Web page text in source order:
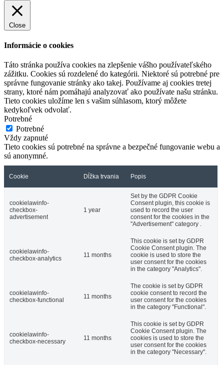
Close
Informácie o cookies
Táto stránka používa cookies na zlepšenie vášho používateľského
zážitku. Cookies sú rozdelené do kategórii. Niektoré sú potrebné pre
správne fungovanie stránky ako takej. Používame aj cookies tretej
strany, ktoré nám pomáhajú analyzovať ako používate našu stránku.
Tieto cookies uložíme len s vašim súhlasom, ktorý môžete
kedykoľvek odvolať.
Potrebné
Potrebné
Vždy zapnuté
Tieto cookies sú potrebné na správne a bezpečné fungovanie webu a
sú anonymné.
Cookie Dĺžka trvania Popis
cookielawinfo-
checkbox-
advertisement
1 year
Set by the GDPR Cookie
Consent plugin, this cookie is
used to record the user
consent for the cookies in the
"Advertisement" category .
cookielawinfo-
checkbox-analytics
11 months
This cookie is set by GDPR
Cookie Consent plugin. The
cookie is used to store the
user consent for the cookies
in the category "Analytics".
cookielawinfo-
checkbox-functional
11 months
The cookie is set by GDPR
cookie consent to record the
user consent for the cookies
in the category "Functional".
cookielawinfo-
checkbox-necessary
11 months
This cookie is set by GDPR
Cookie Consent plugin. The
cookies is used to store the
user consent for the cookies
in the category "Necessary".